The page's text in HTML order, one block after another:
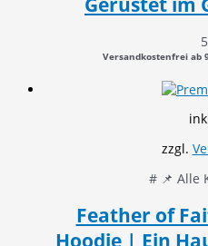
Versandkostenfrei ab
zzgl.
# 📌 Alle
Feather of
Hoodie | Ein